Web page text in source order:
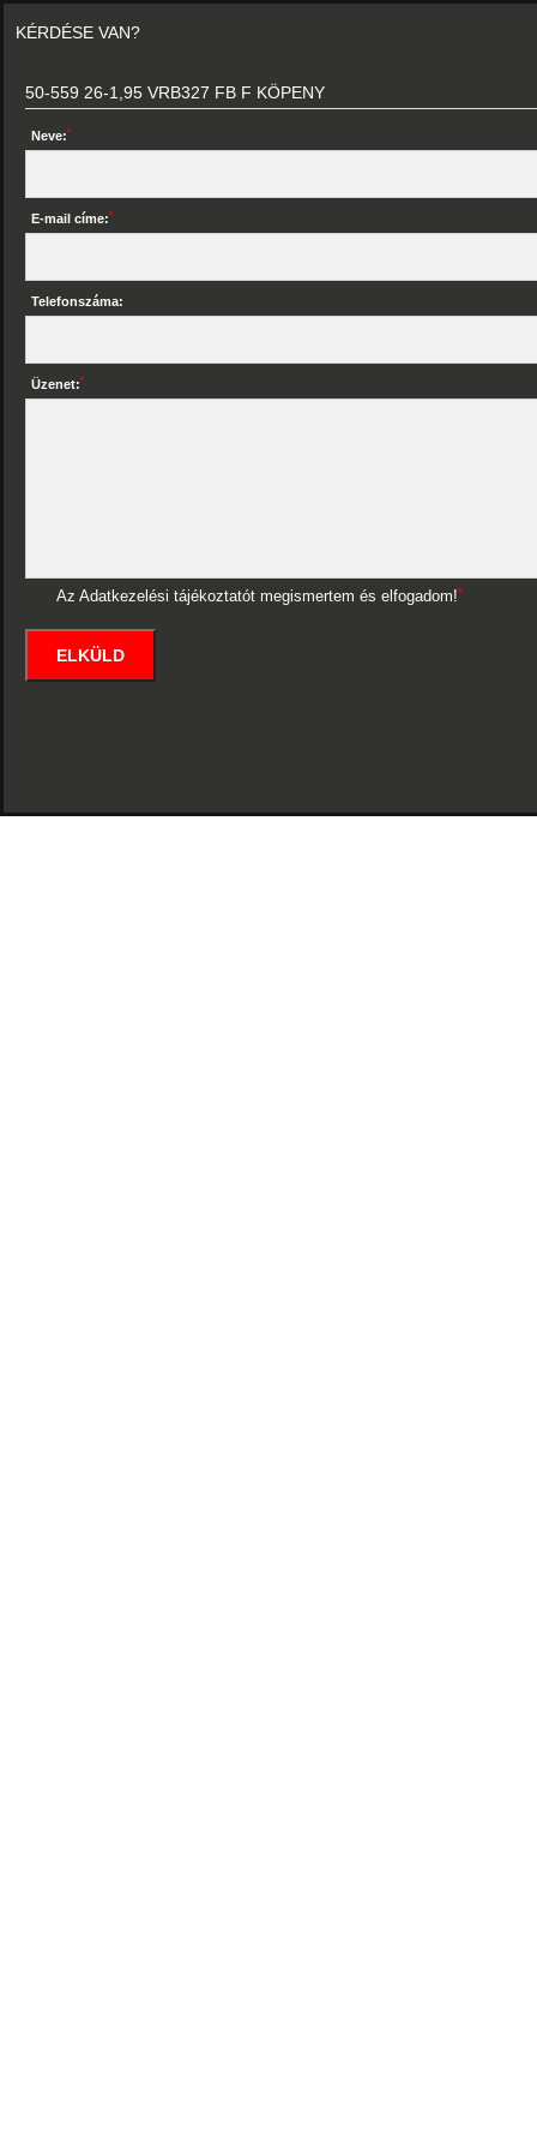
KÉRDÉSE VAN?
50-559 26-1,95 VRB327 FB F KÖPENY
Neve:*
E-mail címe:*
Telefonszáma:
Üzenet:*
Az Adatkezelési tájékoztatót megismertem és elfogadom!*